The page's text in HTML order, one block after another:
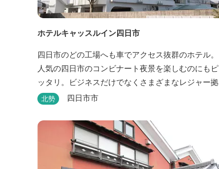
ホテルキャッスルイン四日市
四日市のどの工場へも車でアクセス抜群のホテル。
人気の四日市のコンビナート夜景を楽しむのにもピ
ッタリ。ビジネスだけでなくさまざまなレジャー拠
点としても最適です。
北勢 四日市市